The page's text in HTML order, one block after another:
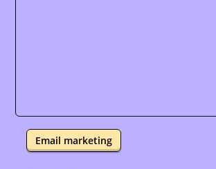
Email marketing